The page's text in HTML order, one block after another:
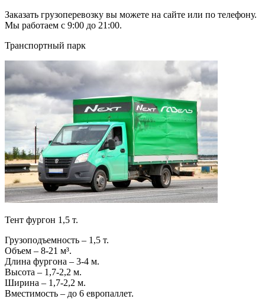
Заказать грузоперевозку вы можете на сайте или по телефону.
Мы работаем с 9:00 до 21:00.
Транспортный парк
Тент фургон 1,5 т.
Грузоподъемность – 1,5 т.
Объем – 8-21 м³.
Длина фургона – 3-4 м.
Высота – 1,7-2,2 м.
Ширина – 1,7-2,2 м.
Вместимость – до 6 европаллет.